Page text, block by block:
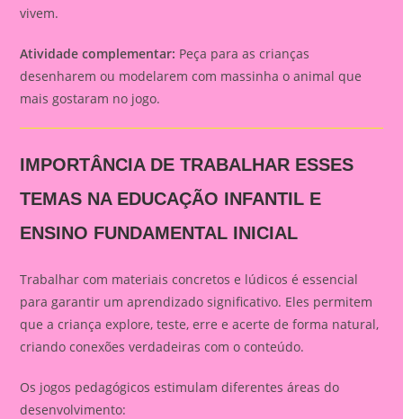
vivem.
Atividade complementar: Peça para as crianças
desenharem ou modelarem com massinha o animal que
mais gostaram no jogo.
IMPORTÂNCIA DE TRABALHAR ESSES
TEMAS NA EDUCAÇÃO INFANTIL E
ENSINO FUNDAMENTAL INICIAL
Trabalhar com materiais concretos e lúdicos é essencial
para garantir um aprendizado significativo. Eles permitem
que a criança explore, teste, erre e acerte de forma natural,
criando conexões verdadeiras com o conteúdo.
Os jogos pedagógicos estimulam diferentes áreas do
desenvolvimento: